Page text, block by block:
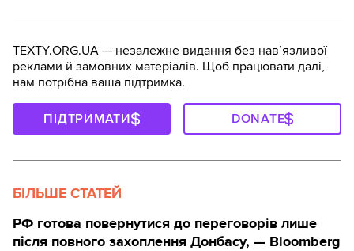
TEXTY.ORG.UA — незалежне видання без навʼязливої
реклами й замовних матеріалів. Щоб працювати далі,
нам потрібна ваша підтримка.
ПІДТРИМАТИ DONATE
БІЛЬШЕ СТАТЕЙ
РФ готова повернутися до переговорів лише
після повного захоплення Донбасу, — Bloomberg